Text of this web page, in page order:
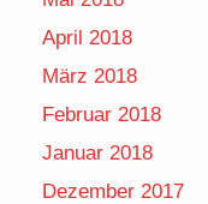
April 2018
März 2018
Februar 2018
Januar 2018
Dezember 2017